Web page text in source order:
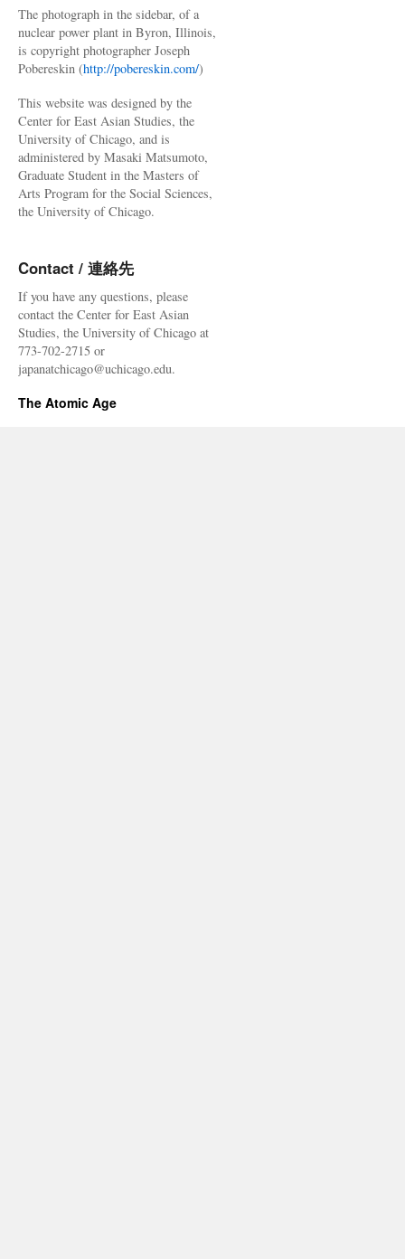
The photograph in the sidebar, of a
nuclear power plant in Byron, Illinois,
is copyright photographer Joseph
Pobereskin (http://pobereskin.com/)
This website was designed by the
Center for East Asian Studies, the
University of Chicago, and is
administered by Masaki Matsumoto,
Graduate Student in the Masters of
Arts Program for the Social Sciences,
the University of Chicago.
Contact / 連絡先
If you have any questions, please
contact the Center for East Asian
Studies, the University of Chicago at
773-702-2715 or
japanatchicago@uchicago.edu.
The Atomic Age